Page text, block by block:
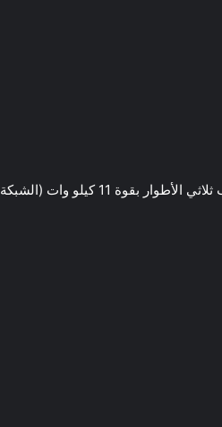
في البداية ، سيتوفر شاحن بقوة 6.6 كيلو وات في الساعة فقط ، ولكن اعتبارًا من الربع الرابع من عام 2022 ، سيصل أيضًا خيار شاحن مناسب ثلاثي الأطوار بقوة 11 كيلو وات (الشبكة